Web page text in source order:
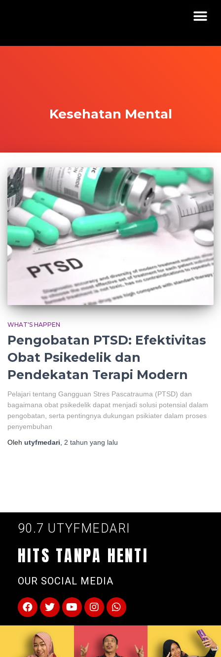
Kesehatan Mental
WHAT'S HAPPEN
Pengobatan PTSD: Efektivitas
Obat Psikedelik dan
Pendekatan Terapi Modern
Pelajari tentang Gangguan Stres Pascatrauma (PTSD) dan
bagaimana obat psikedelik dapat menjadi solusi potensial dalam
pengobatan, serta pentingnya dukungan psikiater dalam proses
penyembuhan
Oleh utyfmedari 2 tahun yang lalu
90.7 UTYFMEDARI
HITS TANPA HENTI
OUR SOCIAL MEDIA